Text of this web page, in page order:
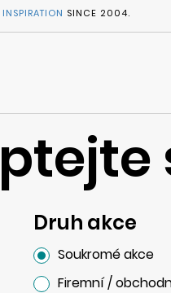
SINCE 2004.
Druh akce
Soukromé akce
Firemní /